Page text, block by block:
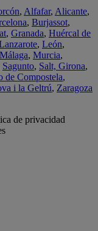
, Alfafar, Alicante,
, Burjassot,
, Granada, Huércal de
, León,
Málaga, Murcia,
Sagunto, Salt, Girona,
de Compostela,
i la Geltrú, Zaragoza
de privacidad